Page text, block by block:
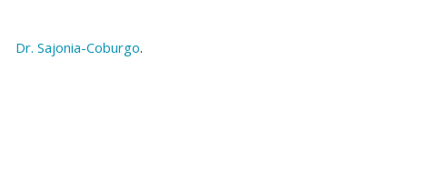
Dr. Sajonia-Coburgo.